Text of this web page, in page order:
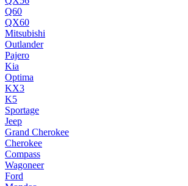
Q60
QX60
Mitsubishi
Outlander
Pajero
Kia
Optima
KX3
K5
Sportage
Jeep
Grand Cherokee
Cherokee
Compass
Wagoneer
Ford